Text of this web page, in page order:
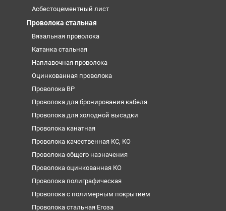
Асбестоцементный лист
Проволока стальная
Вязальная проволока
Катанка стальная
Наплавочная проволока
Оцинкованная проволока
Проволока ВР
Проволока для бронирования кабеля
Проволока для холодной высадки
Проволока канатная
Проволока качественная КС, КО
Проволока общего назначения
Проволока оцинкованная КО
Проволока полиграфическая
Проволока с полимерным покрытием
Проволока стальная Егоза